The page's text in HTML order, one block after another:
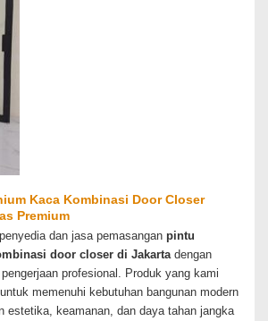
Kaca Kombinasi Door Closer
Premium
dan jasa pemasanganpintu
door closer di Jakartadengan
profesional. Produk yang kami
memenuhi kebutuhan bangunan modern
estetika, keamanan, dan daya tahan jangka